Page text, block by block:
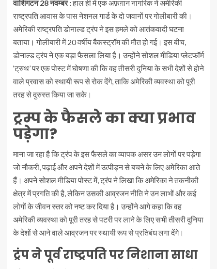
वाशिंगटन 28 नवम्बर :हाल ही में एक अफ़ग़ान नागरिक ने अमेरिकी
राष्ट्रपति आवास के पास नेशनल गार्ड के दो जवानों पर गोलीबारी की।
अमेरिकी राष्ट्रपति डोनाल्ड ट्रंप ने इस हमले को आतंकवादी घटना
बताया। गोलीबारी में 20 वर्षीय बैकस्ट्रॉम की मौत हो गई। इस बीच,
डोनाल्ड ट्रंप ने एक बड़ा फैसला लिया है। उन्होंने सोशल मीडिया प्लेटफॉर्म
‘ट्रुथ’ पर एक पोस्ट में घोषणा की कि वह तीसरी दुनिया के सभी देशों से होने
वाले प्रवास को स्थायी रूप से रोक देंगे, ताकि अमेरिकी व्यवस्था को पूरी
तरह से दुरुस्त किया जा सके।
ट्रम्प के फैसले का क्या प्रभाव
पड़ेगा?
माना जा रहा है कि ट्रंप के इस फैसले का व्यापक असर उन लोगों पर पड़ेगा
जो नौकरी, पढ़ाई और अपने देशों में उत्पीड़न से बचने के लिए अमेरिका आते
हैं। अपने सोशल मीडिया पोस्ट में, ट्रंप ने लिखा कि अमेरिका ने तकनीकी
क्षेत्र में प्रगति की है, लेकिन उसकी आव्रजन नीति ने उन लाभों और कई
लोगों के जीवन स्तर को नष्ट कर दिया है। उन्होंने आगे कहा कि वह
अमेरिकी व्यवस्था को पूरी तरह से पटरी पर लाने के लिए सभी तीसरी दुनिया
के देशों से आने वाले आव्रजन पर स्थायी रूप से प्रतिबंध लगा देंगे।
ट्रंप ने पूर्व राष्ट्रपति पर निशाना साधा